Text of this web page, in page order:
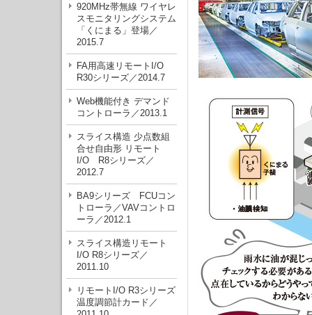
920MHz帯無線 ワイヤレ
スモニタリングシステム
「くにまる」登場／
2015.7
FA用高速リモートI/O
R30シリーズ／2014.7
Web機能付き デマンド
コントローラ／2013.1
スライス構造 少点数組
合せ自由形 リモート
I/O R8シリーズ／
2012.7
BA9シリーズ FCUコン
トローラ／VAVコントロ
ーラ／2012.1
スライス構造リモート
I/O R8シリーズ／
2011.10
リモートI/O R3シリーズ
温度調節計カード／